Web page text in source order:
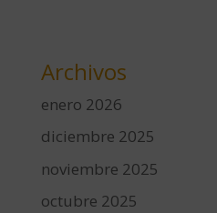
Archivos
enero 2026
diciembre 2025
noviembre 2025
octubre 2025